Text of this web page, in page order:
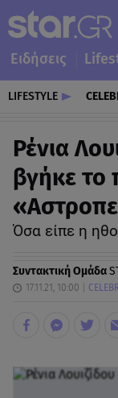
Ειδήσεις
LIFESTYLE
Ρένια
βγήκε το
Όσα είπε η
Συντακτική Ομάδα
17.11.21, 10:00